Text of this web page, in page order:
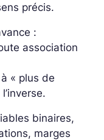
précis.
:
association
à « plus de
binaires,
marges